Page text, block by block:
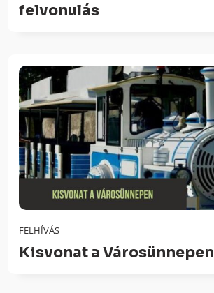
felvonulás
FELHÍVÁS
Kisvonat a Városünnepen